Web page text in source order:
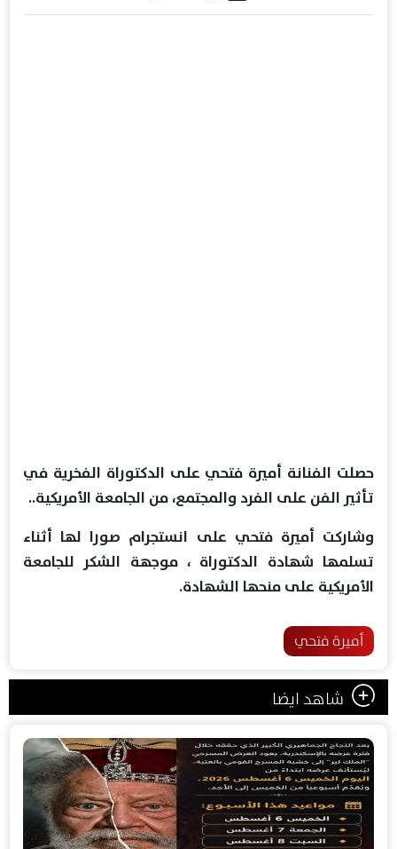
حصلت الفنانة أميرة فتحي على الدكتوراة الفخرية في
تأثير الفن على الفرد والمجتمع، من الجامعة الأمريكية..
وشاركت أميرة فتحي على انستجرام صورا لها أثناء
تسلمها شهادة الدكتوراة ، موجهة الشكر للجامعة
الأمريكية على منحها الشهادة.
أميرة فتحي
شاهد ايضا